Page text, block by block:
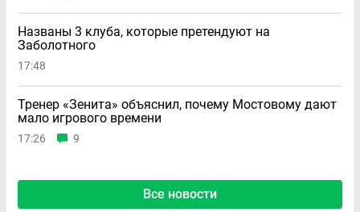
Названы 3 клуба, которые претендуют на
Заболотного
17:48
Тренер «Зенита» объяснил, почему Мостовому дают
мало игрового времени
17:26 9
Все новости